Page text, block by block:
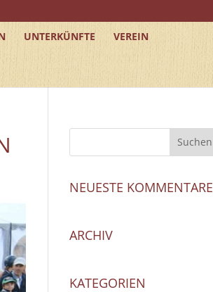
UNTERKÜNFTE VEREIN
NEUESTE KOMMENTARE
ARCHIV
KATEGORIEN